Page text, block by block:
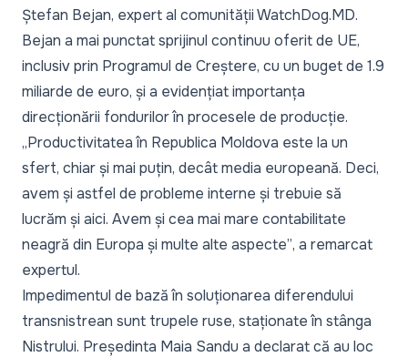
Ștefan Bejan, expert al comunității WatchDog.MD.
Bejan a mai punctat sprijinul continuu oferit de UE,
inclusiv prin Programul de Creștere, cu un buget de 1.9
miliarde de euro, și a evidențiat importanța
direcționării fondurilor în procesele de producție.
„Productivitatea în Republica Moldova este la un
sfert, chiar și mai puțin, decât media europeană. Deci,
avem și astfel de probleme interne și trebuie să
lucrăm și aici. Avem și cea mai mare contabilitate
neagră din Europa și multe alte aspecte”, a remarcat
expertul.
Impedimentul de bază în soluționarea diferendului
transnistrean sunt trupele ruse, staționate în stânga
Nistrului. Președinta Maia Sandu a declarat că au loc